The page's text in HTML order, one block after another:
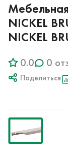
NICKEL
NICKEL
0.0 0
Поделиться